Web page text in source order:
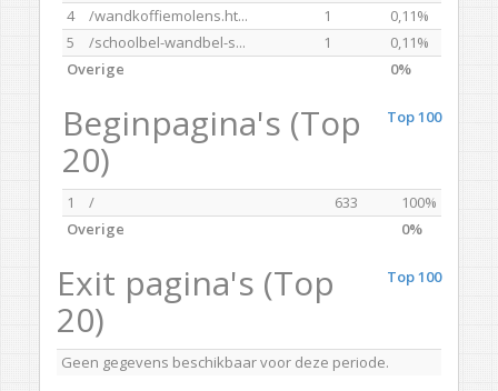
4
/wandkoffiemolens.ht... 1
0,11%
5
/schoolbel-wandbel-s... 1
0,11%
Overige
0%
Top 100
Beginpagina's (Top
20)
1 / 633
100%
Overige
0%
Top 100
Exit pagina's (Top
20)
Geen gegevens beschikbaar voor deze periode.